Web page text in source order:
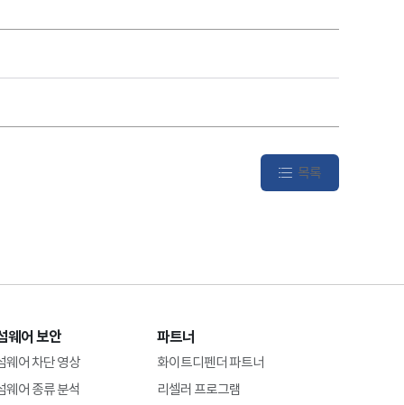
목록
웨어 보안
웨어 차단 영상
웨어 종류 분석
파트너
화이트디펜더 파트너
리셀러 프로그램